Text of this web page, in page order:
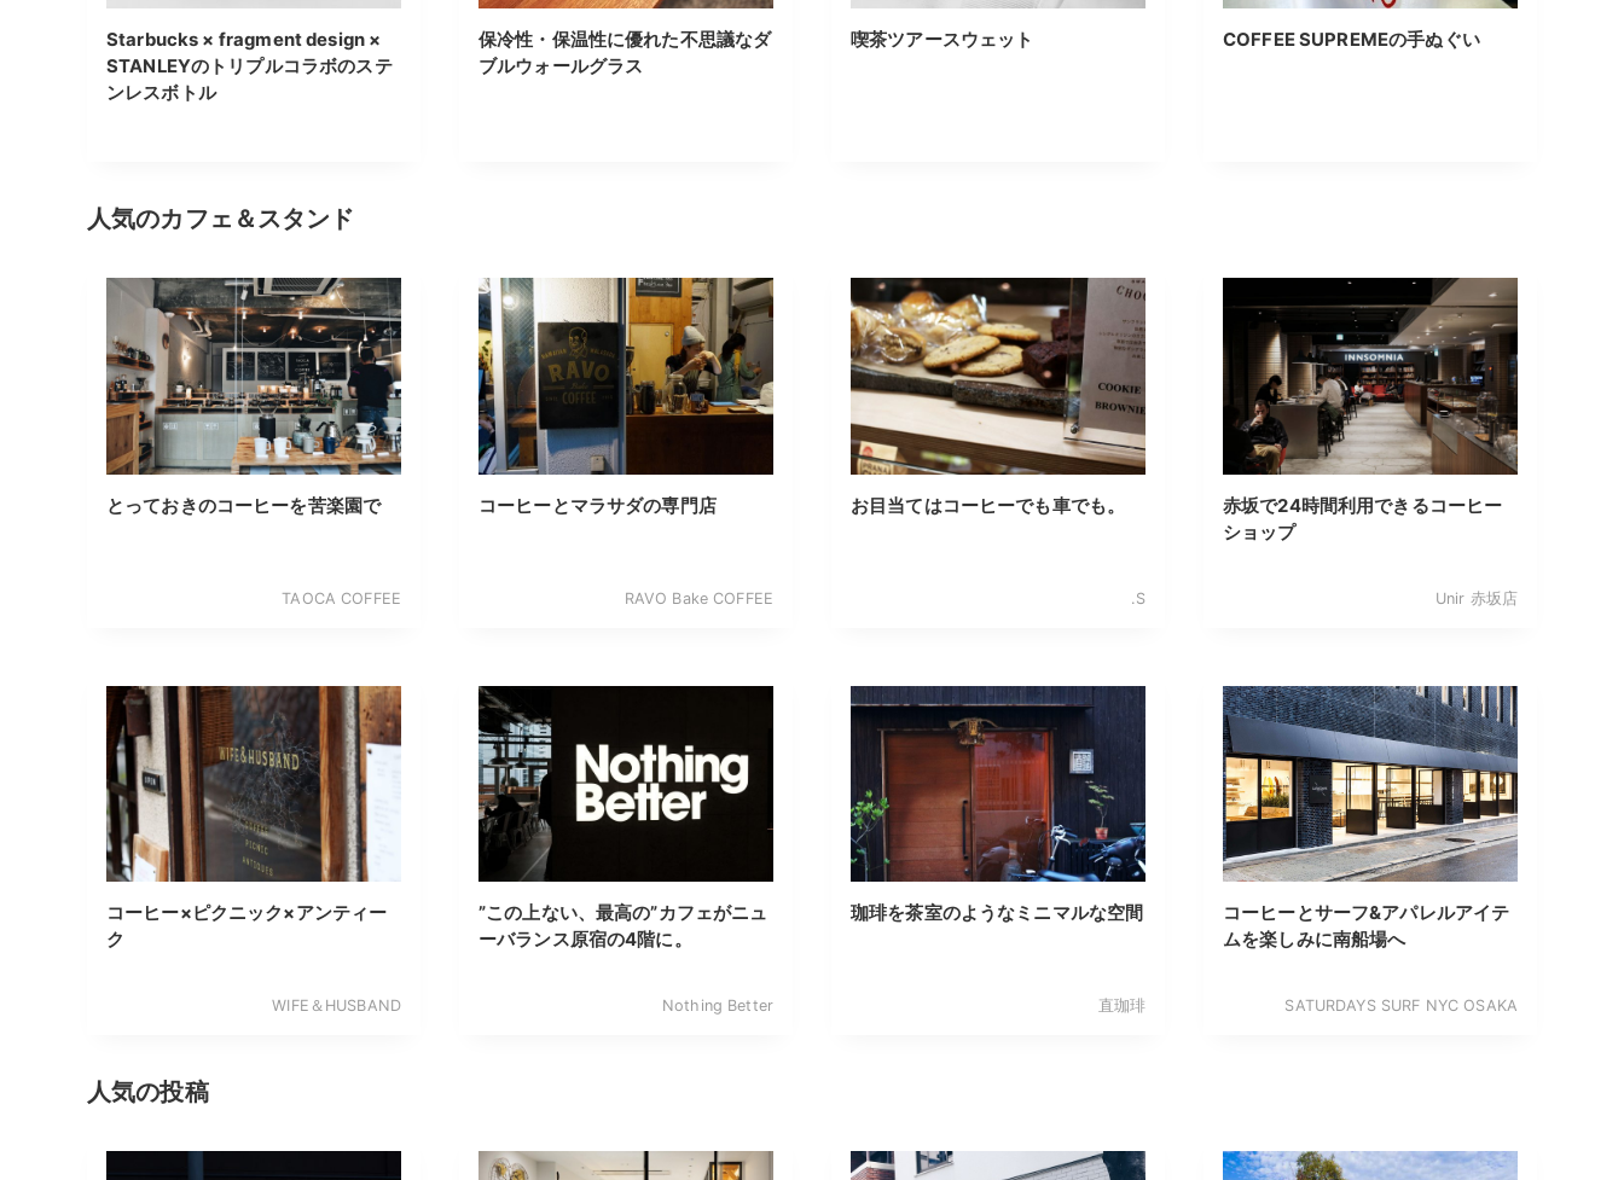
Starbucks × fragment design ×
STANLEYのトリプルコラボのステ
ンレスボトル
保冷性・保温性に優れた不思議なダ
ブルウォールグラス
喫茶ツアースウェット COFFEE SUPREMEの手ぬぐい
人気のカフェ＆スタンド
とっておきのコーヒーを苦楽園で
TAOCA COFFEE
コーヒーとマラサダの専門店
RAVO Bake COFFEE
お目当てはコーヒーでも車でも。
.S
赤坂で24時間利用できるコーヒー
ショップ
Unir 赤坂店
コーヒー×ピクニック×アンティー
ク
WIFE＆HUSBAND
”この上ない、最高の”カフェがニュ
ーバランス原宿の4階に。
Nothing Better
珈琲を茶室のようなミニマルな空間
直珈琲
コーヒーとサーフ&アパレルアイテ
ムを楽しみに南船場へ
SATURDAYS SURF NYC OSAKA
人気の投稿